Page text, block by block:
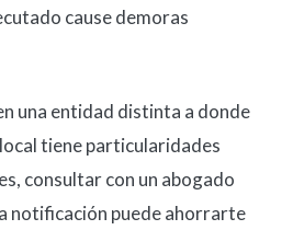
cause demoras
una entidad distinta a donde
tiene particularidades
consultar con un abogado
notificación puede ahorrarte